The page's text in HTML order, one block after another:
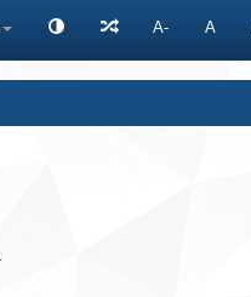
A- A